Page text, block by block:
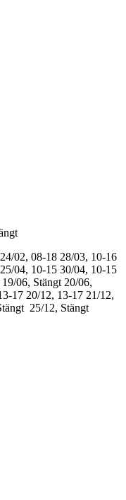
24/02, 08-18 28/03, 10-16
25/04, 10-15 30/04, 10-15
19/06, Stängt 20/06,
17 20/12, 13-17 21/12,
25/12, Stängt